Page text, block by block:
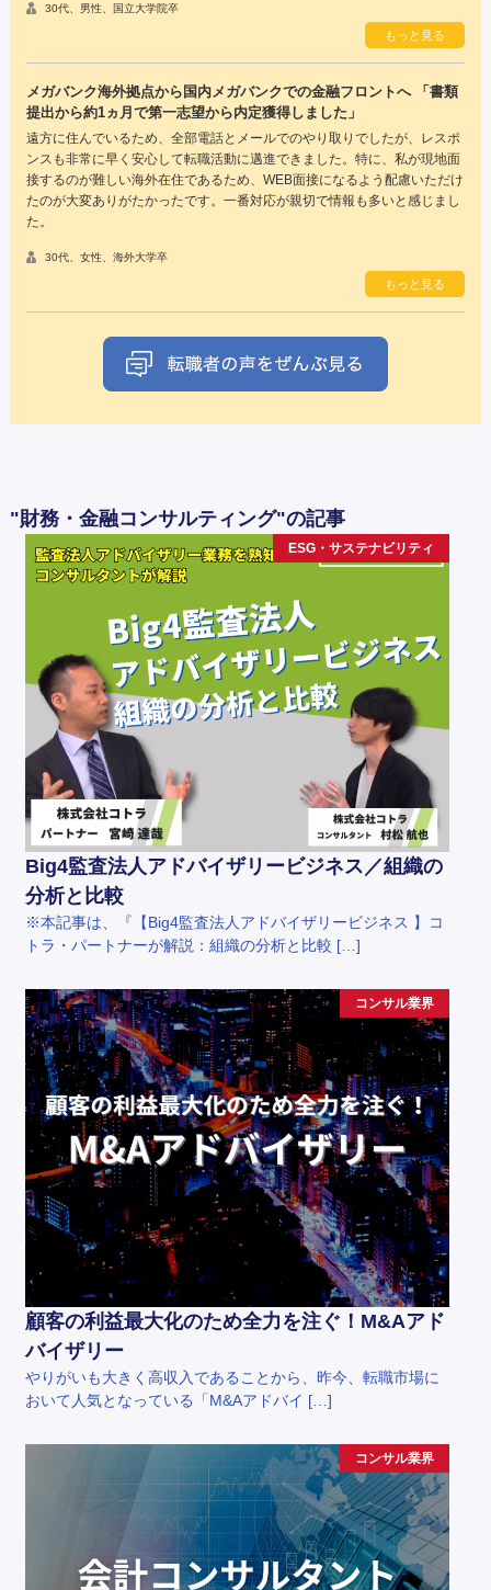
30代、男性、国立大学院卒
もっと見る
メガバンク海外拠点から国内メガバンクでの金融フロントへ 「書類
提出から約1ヵ月で第一志望から内定獲得しました」
遠方に住んでいるため、全部電話とメールでのやり取りでしたが、レスポ
ンスも非常に早く安心して転職活動に邁進できました。特に、私が現地面
接するのが難しい海外在住であるため、WEB面接になるよう配慮いただけ
たのが大変ありがたかったです。一番対応が親切で情報も多いと感じまし
た。
30代、女性、海外大学卒
もっと見る
"財務・金融コンサルティング"の記事
ESG・サステナビリティ
Big4監査法人アドバイザリービジネス／組織の
分析と比較
※本記事は、『【Big4監査法人アドバイザリービジネス 】コ
トラ・パートナーが解説：組織の分析と比較 […]
コンサル業界
顧客の利益最大化のため全力を注ぐ！M&Aアド
バイザリー
やりがいも大きく高収入であることから、昨今、転職市場に
おいて人気となっている「M&Aアドバイ […]
コンサル業界